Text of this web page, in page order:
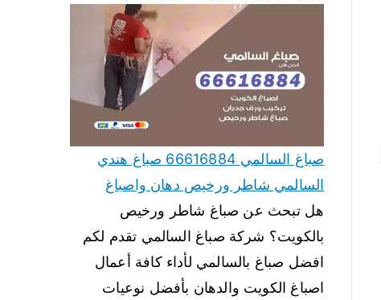
صباغ السالمي 66616884 صباغ هندي
السالمي شاطر ورخيص دهان واصباغ
هل تبحث عن صباغ شاطر ورخيص
بالكويت؟ شركة صباغ السالمي تقدم لكم
افضل صباغ بالسالمي لأداء كافة أعمال
اصباغ الكويت والدهان بأفضل نوعيات